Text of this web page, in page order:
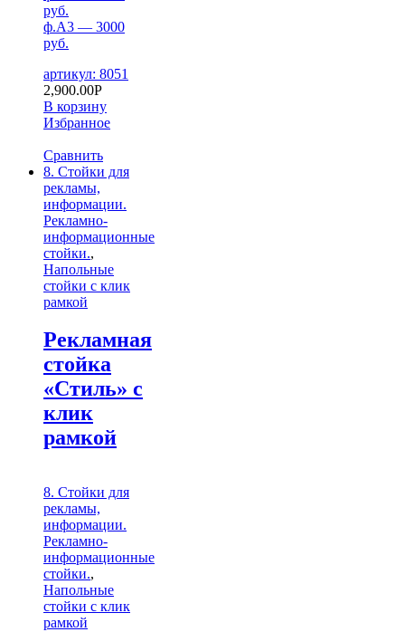
руб.
ф.А3 — 3000
руб.
артикул: 8051
2,900.00Р
В корзину
Избранное
Сравнить
8. Стойки для
рекламы,
информации.
Рекламно-
информационные
стойки.,
Напольные
стойки с клик
рамкой
Рекламная
стойка
«Стиль» с
клик
рамкой
8. Стойки для
рекламы,
информации.
Рекламно-
информационные
стойки.,
Напольные
стойки с клик
рамкой